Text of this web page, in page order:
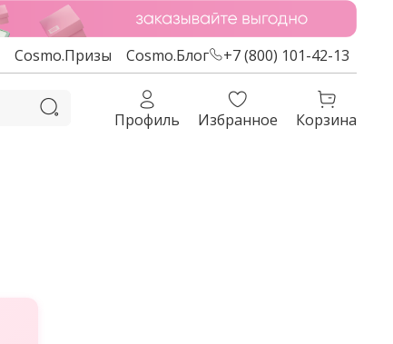
Cosmo.Призы Cosmo.Блог +7 (800) 101-42-13
Профиль Избранное
Корзина